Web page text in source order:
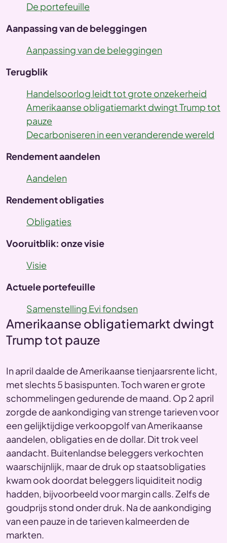
De portefeuille
Aanpassing van de beleggingen
Aanpassing van de beleggingen
Terugblik
Handelsoorlog leidt tot grote onzekerheid
Amerikaanse obligatiemarkt dwingt Trump tot
pauze
Decarboniseren in een veranderende wereld
Rendement aandelen
Aandelen
Rendement obligaties
Obligaties
Vooruitblik: onze visie
Visie
Actuele portefeuille
Samenstelling Evi fondsen
Amerikaanse obligatiemarkt dwingt
Trump tot pauze
In april daalde de Amerikaanse tienjaarsrente licht,
met slechts 5 basispunten. Toch waren er grote
schommelingen gedurende de maand. Op 2 april
zorgde de aankondiging van strenge tarieven voor
een gelijktijdige verkoopgolf van Amerikaanse
aandelen, obligaties en de dollar. Dit trok veel
aandacht. Buitenlandse beleggers verkochten
waarschijnlijk, maar de druk op staatsobligaties
kwam ook doordat beleggers liquiditeit nodig
hadden, bijvoorbeeld voor margin calls. Zelfs de
goudprijs stond onder druk. Na de aankondiging
van een pauze in de tarieven kalmeerden de
markten.